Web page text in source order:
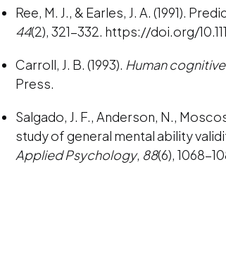
Ree, M. J., & Earles, J. A. (1991).
44(2), 321-332. https://doi.org/
Carroll, J. B. (1993). Human
Press.
Salgado, J. F., Anderson, N.,
study of general mental ability
Applied Psychology, 88(6), 1068-